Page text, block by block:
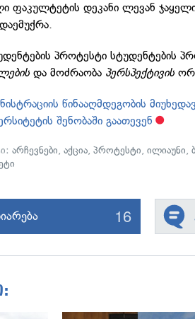
ფაკულტეტის დეკანი ლევან ჯაყელი
პროტესტი სტუდენტების
და მოძრაობა პერსპექტივის
წინააღმდეგობის
შენობაში გაათევენ
არჩევნები,აქცია,პროტესტი,ილიაუნი,
16